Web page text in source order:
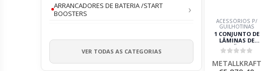
ARRANCADORES DE BATERIA /START
BOOSTERS
VER TODAS AS CATEGORIAS
ACESSÓRIOS P/
GUILHOTINAS
1 CONJUNTO DE
LÂMINAS DE
REPOSIÇÃO HTBS-K
4100-60 METALLKRAFT
METALLKRAFT